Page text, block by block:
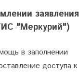
заявления
"Меркурий")
в заполнении
доступа к